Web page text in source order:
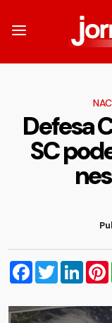
Defesa
SC
Facebook
Twitter